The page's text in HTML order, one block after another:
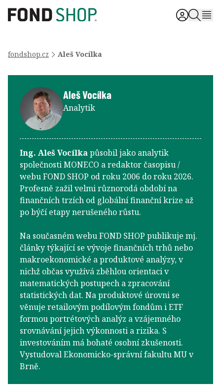
fondshop.cz Aleš Vocílka
Aleš Vocílka
Analytik
Ing. Aleš Vocílkapůsobil jako analytik
společnosti MONECO a redaktor časopisu /
webu FOND SHOP od roku 2006 do roku 2026.
Profesně zažil velmi různorodá období na
finančních trzích od globální finanční krize až
po býčí etapy nerušeného růstu.
Na současném webu FOND SHOP publikuje mj.
články týkající se vývoje finančních trhů nebo
makroekonomické a produktové analýzy, v
nichž občas využívá zběhlou orientaci v
matematických postupech a zpracování
statistických dat. Na produktové úrovni se
věnuje retailovým podílovým fondům i ETF
formou portrétových analýz a vzájemného
srovnávání jejich výkonnosti a rizika. S
investováním má bohaté osobní zkušenosti.
Vystudoval Ekonomicko-správní fakultu MU v
Brně.